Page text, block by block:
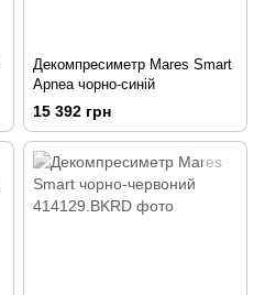
Декомпресиметр Mares Smart
Apnea чорно-синiй
15 392 грн